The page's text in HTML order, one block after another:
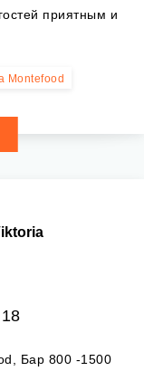
приятным и
Montefood
18
Бар 800 -1500